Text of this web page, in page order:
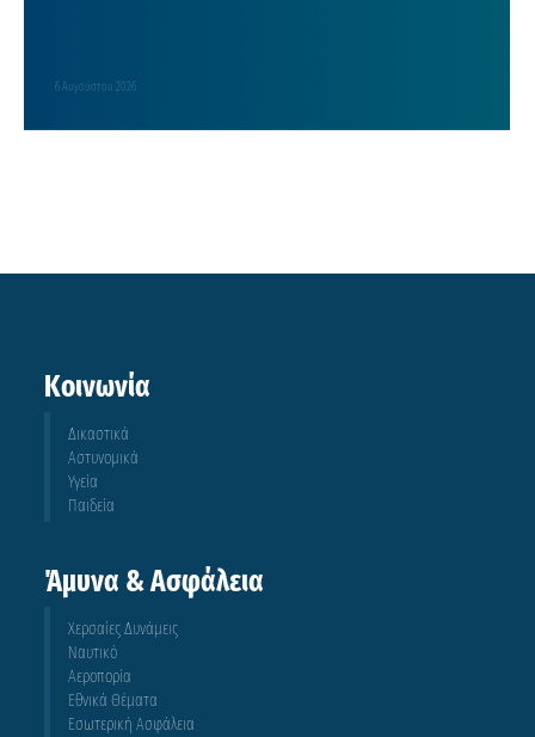
6 Αυγούστου 2026
Κοινωνία
Δικαστικά
Αστυνομικά
Υγεία
Παιδεία
Άμυνα & Ασφάλεια
Χερσαίες Δυνάμεις
Ναυτικό
Αεροπορία
Εθνικά Θέματα
Εσωτερική Ασφάλεια